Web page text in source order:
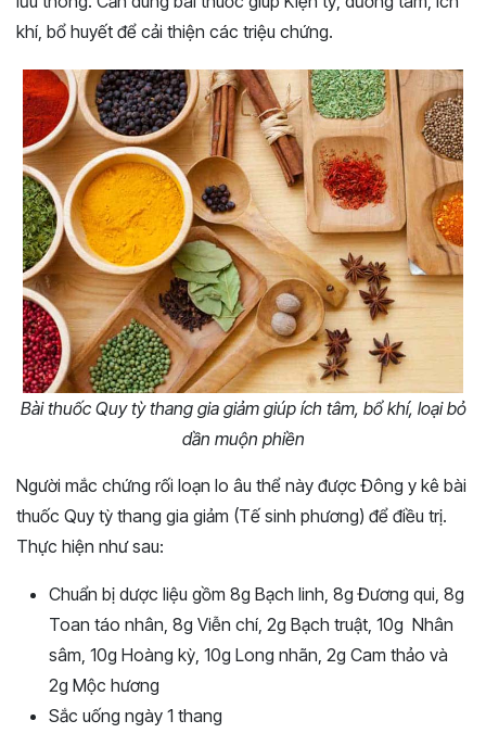
khí, bổ huyết để cải thiện các triệu chứng.
Bài thuốc Quy tỳ thang gia giảm giúp ích tâm, bổ khí, loại bỏ
dần muộn phiền
Người mắc chứng rối loạn lo âu thể này được Đông y kê bài
thuốc Quy tỳ thang gia giảm (Tế sinh phương) để điều trị.
Thực hiện như sau:
Chuẩn bị dược liệu gồm 8g Bạch linh, 8g Đương qui, 8g
Toan táo nhân, 8g Viễn chí, 2g Bạch truật, 10g Nhân
sâm, 10g Hoàng kỳ, 10g Long nhãn, 2g Cam thảo và
2g Mộc hương
Sắc uống ngày 1 thang